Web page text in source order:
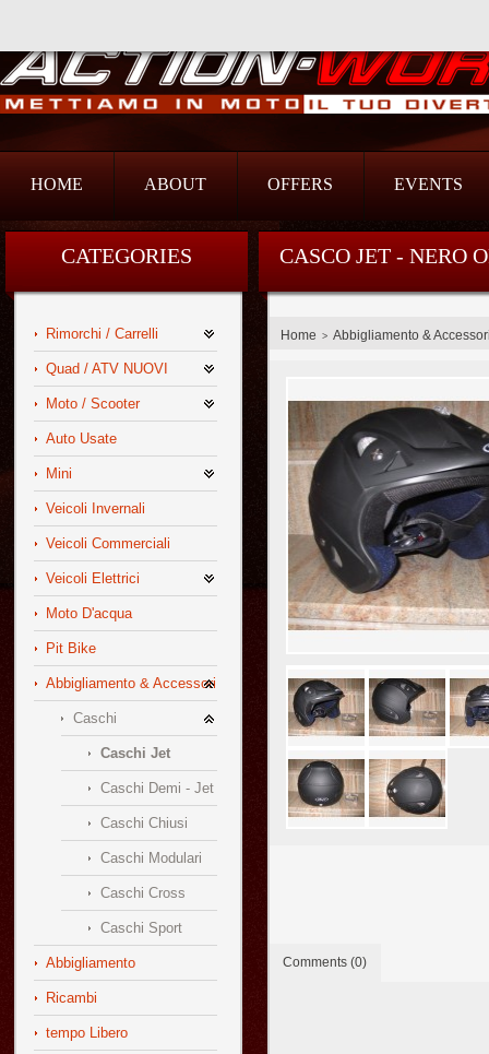
HOME ABOUT OFFERS EVENTS
CATEGORIES
Rimorchi / Carrelli
Quad / ATV NUOVI
Moto / Scooter
Auto Usate
Mini
Veicoli Invernali
Veicoli Commerciali
Veicoli Elettrici
Moto D'acqua
Pit Bike
Abbigliamento & Accessori
Caschi
Caschi Jet
Caschi Demi - Jet
Caschi Chiusi
Caschi Modulari
Caschi Cross
Caschi Sport
Abbigliamento
Ricambi
tempo Libero
CASCO JET - NERO
Home > Abbigliamento &
Comments (0)